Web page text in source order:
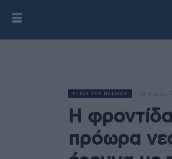
ΥΓΕΊΑ ΤΟΥ ΠΑΙΔΙΟΎ 26 Ιουνίου
H
πρόωρα